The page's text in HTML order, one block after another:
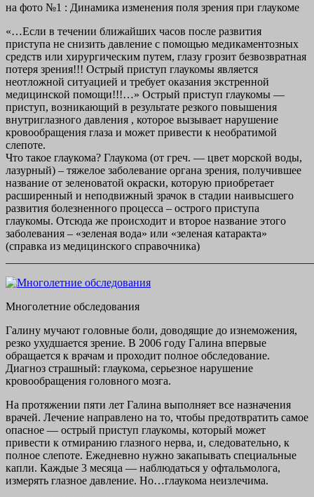
на фото №1 : Динамика изменения поля зрения при глаукоме
«…Если в течении ближайших часов после развития
приступа не снизить давление с помощью медикаментозных
средств или хирургическим путем, глазу грозит безвозвратная
потеря зрения!!! Острый приступ глаукомы является
неотложной ситуацией и требует оказания экстренной
медицинской помощи!!!…» Острый приступ глаукомы —
приступ, возникающий в результате резкого повышения
внутриглазного давления , которое вызывает нарушение
кровообращения глаза и может привести к необратимой
слепоте.
Что такое глаукома? Глаукома (от греч. — цвет морской воды,
лазурный) – тяжелое заболевание органа зрения, получившее
название от зеленоватой окраски, которую приобретает
расширенный и неподвижный зрачок в стадии наивысшего
развития болезненного процесса – острого приступа
глаукомы. Отсюда же происходит и второе название этого
заболевания – «зеленая вода» или «зеленая катаракта»
(справка из медицинского справочника)
Многолетние обследования
Галину мучают головные боли, доводящие до изнеможения,
резко ухудшается зрение. В 2006 году Галина впервые
обращается к врачам и проходит полное обследование.
Диагноз страшный: глаукома, серьезное нарушение
кровообращения головного мозга.
На протяжении пяти лет Галина выполняет все назначения
врачей. Лечение направлено на то, чтобы предотвратить самое
опасное — острый приступ глаукомы, который может
привести к отмиранию глазного нерва, и, следовательно, к
полное слепоте. Ежедневно нужно закапывать специальные
капли. Каждые 3 месяца — наблюдаться у офтальмолога,
измерять глазное давление. Но…глаукома неизлечима.